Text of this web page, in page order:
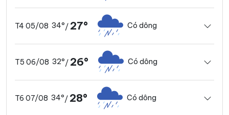
T4 05/08 34°/ 27° Có dông
T5 06/08 32°/ 26° Có dông
T6 07/08 34°/ 28° Có dông